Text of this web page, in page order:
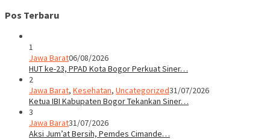
Pos Terbaru
1
Jawa Barat06/08/2026
HUT ke-23, PPAD Kota Bogor Perkuat Siner…
2
Jawa Barat, Kesehatan, Uncategorized31/07/2026
Ketua IBI Kabupaten Bogor Tekankan Siner…
3
Jawa Barat31/07/2026
Aksi Jum’at Bersih, Pemdes Cimande…